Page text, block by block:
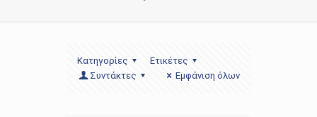
Κατηγορίες
Ετικέτες
Συντάκτες
Εμφάνιση όλων